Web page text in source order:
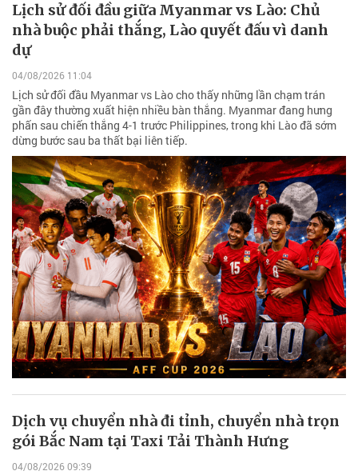
Lịch sử đối đầu giữa Myanmar vs Lào: Chủ
nhà buộc phải thắng, Lào quyết đấu vì danh
dự
04/08/2026 11:04
Lịch sử đối đầu Myanmar vs Lào cho thấy những lần chạm trán
gần đây thường xuất hiện nhiều bàn thắng. Myanmar đang hưng
phấn sau chiến thắng 4-1 trước Philippines, trong khi Lào đã sớm
dừng bước sau ba thất bại liên tiếp.
Dịch vụ chuyển nhà đi tỉnh, chuyển nhà trọn
gói Bắc Nam tại Taxi Tải Thành Hưng
04/08/2026 09:39